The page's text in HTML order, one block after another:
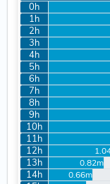
0h
1h
2h
3h
4h
5h
6h
7h
8h
9h
10h
11h
12h
13h 0.82m
14h 0.66m